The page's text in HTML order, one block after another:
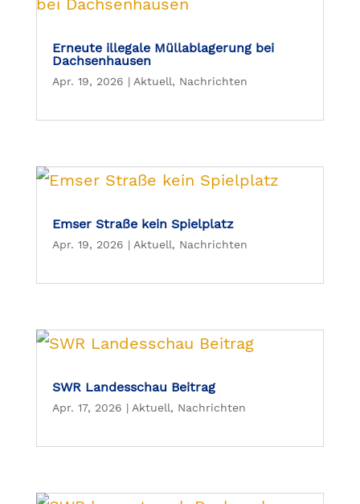
Erneute illegale Müllablagerung bei
Dachsenhausen
Apr. 19, 2026 | Aktuell, Nachrichten
Emser Straße kein Spielplatz
Apr. 19, 2026 | Aktuell, Nachrichten
SWR Landesschau Beitrag
Apr. 17, 2026 | Aktuell, Nachrichten